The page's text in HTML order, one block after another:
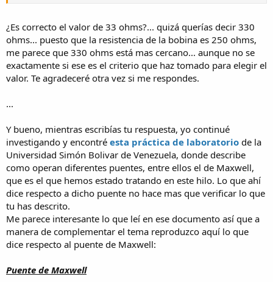
¿Es correcto el valor de 33 ohms?... quizá querías decir 330
ohms... puesto que la resistencia de la bobina es 250 ohms,
me parece que 330 ohms está mas cercano... aunque no se
exactamente si ese es el criterio que haz tomado para elegir el
valor. Te agradeceré otra vez si me respondes.
...
Y bueno, mientras escribías tu respuesta, yo continué
investigando y encontré esta práctica de laboratorio de la
Universidad Simón Bolivar de Venezuela, donde describe
como operan diferentes puentes, entre ellos el de Maxwell,
que es el que hemos estado tratando en este hilo. Lo que ahí
dice respecto a dicho puente no hace mas que verificar lo que
tu has descrito.
Me parece interesante lo que leí en ese documento así que a
manera de complementar el tema reproduzco aquí lo que
dice respecto al puente de Maxwell:
Puente de Maxwell